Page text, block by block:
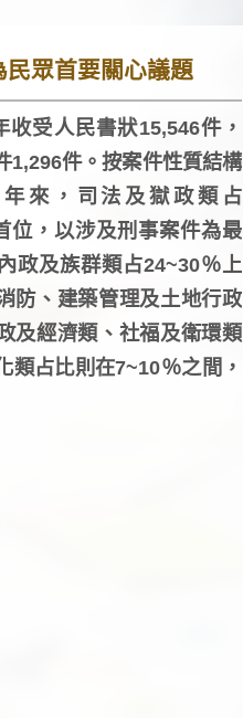
民眾首要關心議題
收受人民書狀15,546件，
1,296件。按案件性質結構
來，司法及獄政類占
位，以涉及刑事案件為最
政及族群類占24~30％上
防、建築管理及土地行政
及經濟類、社福及衛環類
類占比則在7~10％之間，